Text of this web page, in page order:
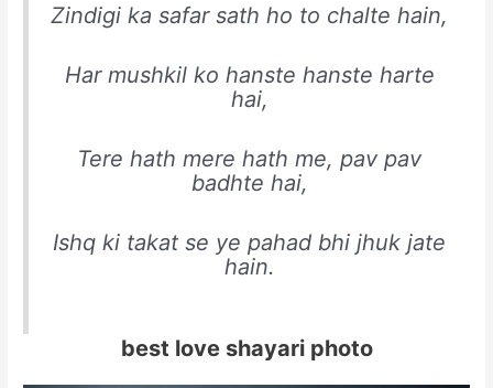
Zindigi ka safar sath ho to chalte hain,
Har mushkil ko hanste hanste harte
hai,
Tere hath mere hath me, pav pav
badhte hai,
Ishq ki takat se ye pahad bhi jhuk jate
hain.
best love shayari photo